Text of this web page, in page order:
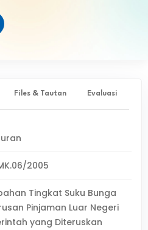
Files & Tautan Evaluasi
2005
Tingkat Suku Bunga
Pinjaman Luar Negeri
yang Diteruskan